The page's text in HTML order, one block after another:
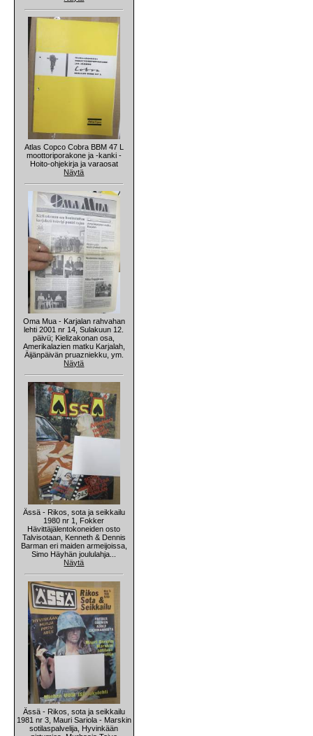
Atlas Copco Cobra BBM 47 L
moottoriporakone ja -kanki -
Hoito-ohjekirja ja varaosat
Näytä
Oma Mua - Karjalan rahvahan
lehti 2001 nr 14, Sulakuun 12.
päivü; Kielizakonan osa,
Amerikalazien matku Karjalah,
Äijänpäivän pruazniekku, ym.
Näytä
Ässä - Rikos, sota ja seikkailu
1980 nr 1, Fokker
Hävittäjälentokoneiden osto
Talvisotaan, Kenneth & Dennis
Barman eri maiden armeijoissa,
Simo Häyhän joululahja...
Näytä
Ässä - Rikos, sota ja seikkailu
1981 nr 3, Mauri Sariola - Marskin
sotilaspalvelija, Hyvinkään